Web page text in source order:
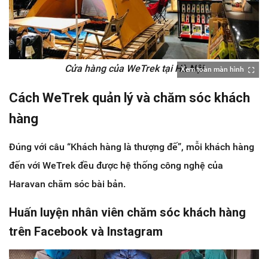
Xem toàn màn hình
Cửa hàng của WeTrek tại Hà Nội
Cách WeTrek quản lý và chăm sóc khách
hàng
Đúng với câu “Khách hàng là thượng đế”, mỗi khách hàng
đến với WeTrek đều được hệ thống công nghệ của
Haravan chăm sóc bài bản.
Huấn luyện nhân viên chăm sóc khách hàng
trên Facebook và Instagram